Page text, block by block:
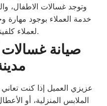
وتوجد غسالات الاطفال،
خدمة العملاء بوجود مهارة
لعملاء كلفينيتور في مصر.
صيانة غسالات
الملابس المنزلية، أو